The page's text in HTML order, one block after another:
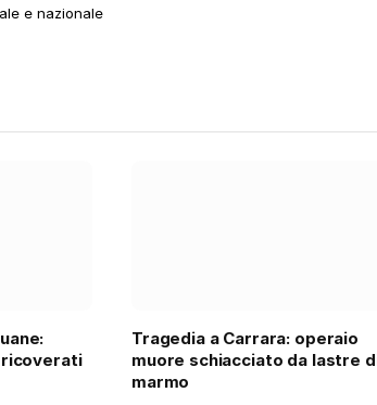
e nazionale
ricoverati
Tragedia a Carrara: operaio
muore schiacciato da lastre
marmo